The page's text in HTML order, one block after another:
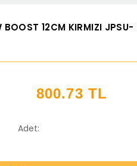
BOOST 12CM KIRMIZI
800.73 TL
Adet: